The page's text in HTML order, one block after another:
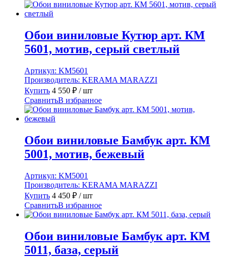
Обои виниловые Кутюр арт. КМ
5601, мотив, серый светлый
Артикул: KM5601
Производитель: KERAMA MARAZZI
Купить 4 550 ₽ / шт
СравнитьВ избранное
Обои виниловые Бамбук арт. КМ
5001, мотив, бежевый
Артикул: KM5001
Производитель: KERAMA MARAZZI
Купить 4 450 ₽ / шт
СравнитьВ избранное
Обои виниловые Бамбук арт. КМ
5011, база, серый